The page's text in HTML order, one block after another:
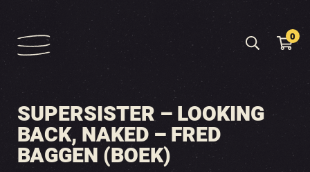
0
SUPERSISTER – LOOKING
BACK, NAKED – FRED
BAGGEN (BOEK)